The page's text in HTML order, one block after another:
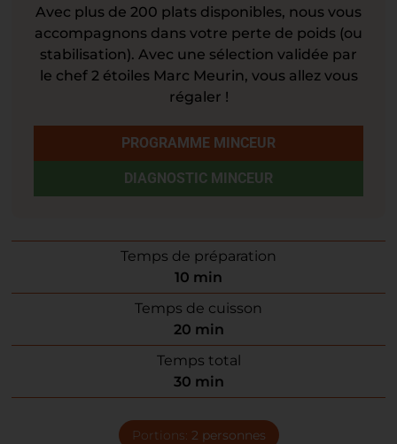
Avec plus de 200 plats disponibles, nous vous
accompagnons dans votre perte de poids (ou
stabilisation). Avec une sélection validée par
le chef 2 étoiles Marc Meurin, vous allez vous
régaler !
PROGRAMME MINCEUR
DIAGNOSTIC MINCEUR
Temps de préparation
10 min
Temps de cuisson
20 min
Temps total
30 min
Portions: 2 personnes